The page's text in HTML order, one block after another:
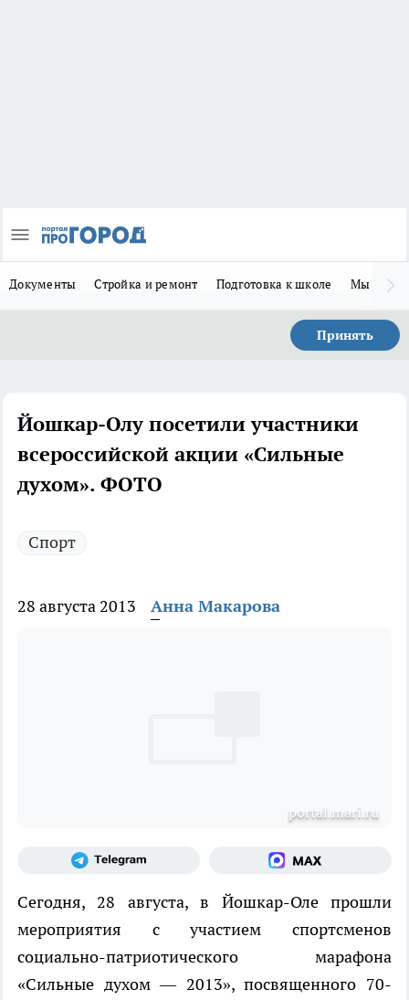
Документы Стройка и ремонт Подготовка к школе Мы в MAX
Принять
Йошкар-Олу посетили участники
всероссийской акции «Сильные
духом». ФОТО
Спорт
28 августа 2013 Анна Макарова
portal.mari.ru
Сегодня, 28 августа, в Йошкар-Оле прошли
мероприятия с участием спортсменов
социально-патриотического марафона
«Сильные духом — 2013», посвященного 70-